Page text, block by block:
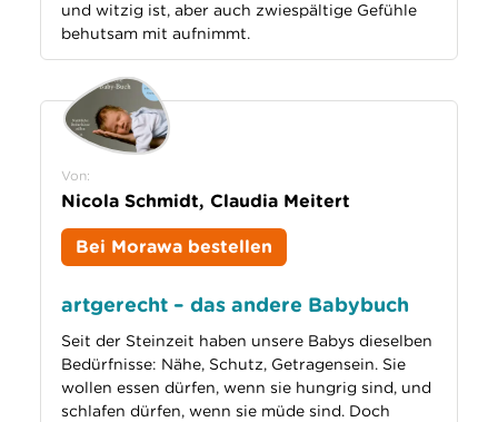
und witzig ist, aber auch zwiespältige Gefühle
behutsam mit aufnimmt.
Von:
Nicola Schmidt, Claudia Meitert
Bei Morawa bestellen
artgerecht – das andere Babybuch
Seit der Steinzeit haben unsere Babys dieselben
Bedürfnisse: Nähe, Schutz, Getragensein. Sie
wollen essen dürfen, wenn sie hungrig sind, und
schlafen dürfen, wenn sie müde sind. Doch